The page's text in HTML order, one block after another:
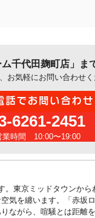
千代田麹町店」ま
お気軽にお問い合わせ
6261-2451
業時間 10:00〜19:00
東京ミッドタウンか
気を纏います。「赤坂
ながら、喧騒とは距離